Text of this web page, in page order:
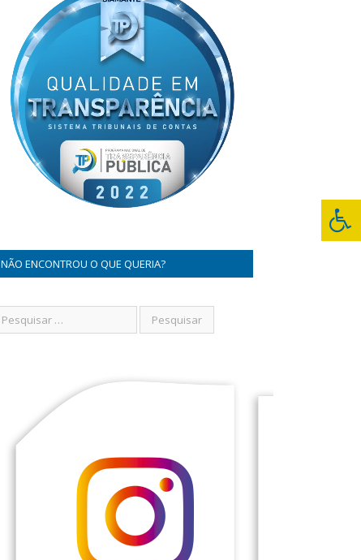
NÃO ENCONTROU O QUE QUERIA?